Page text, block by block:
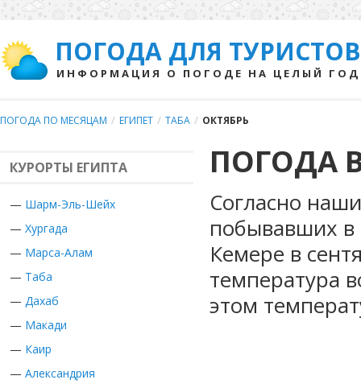
ПОГОДА ДЛЯ ТУРИСТОВ
ИНФОРМАЦИЯ О ПОГОДЕ НА ЦЕЛЫЙ ГОД
ПОГОДА ПО МЕСЯЦАМ / ЕГИПЕТ / ТАБА / ОКТЯБРЬ
КУРОРТЫ ЕГИПТА
— Шарм-Эль-Шейх
— Хургада
— Марса-Алам
— Таба
— Дахаб
— Макади
— Каир
— Александрия
ПОГОДА
Согласно
побывавших в
Кемере в
температура
этом